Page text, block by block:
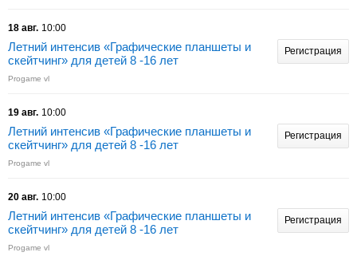
18 авг. 10:00
Летний интенсив «Графические планшеты и
скейтчинг» для детей 8 -16 лет
Progame vl
Регистрация
19 авг. 10:00
Летний интенсив «Графические планшеты и
скейтчинг» для детей 8 -16 лет
Progame vl
Регистрация
20 авг. 10:00
Летний интенсив «Графические планшеты и
скейтчинг» для детей 8 -16 лет
Progame vl
Регистрация